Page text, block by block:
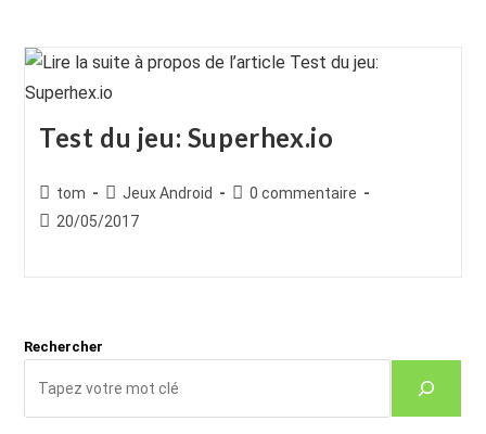
Test du jeu: Superhex.io
Auteur/autrice
de
tom
Post
category:
Jeux Android
Commentaires
0 commentaire
Publication
20/05/2017
Rechercher